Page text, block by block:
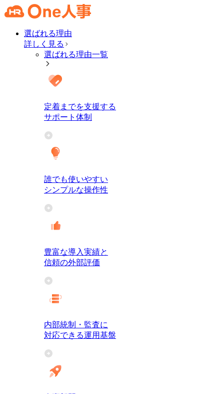
選ばれる理由
詳しく見る
選ばれる理由一覧
定着までを支援する
サポート体制
誰でも使いやすい
シンプルな操作性
豊富な導入実績と
信頼の外部評価
内部統制・監査に
対応できる運用基盤